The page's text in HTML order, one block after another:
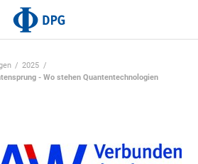
2025
- Wo stehen Quantentechnologien